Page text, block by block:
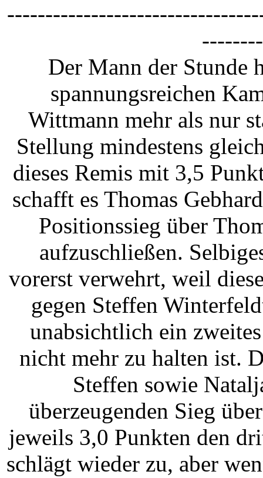
Der Mann der Stunde
spannungsreichen
Wittmann mehr als nur
Stellung mindestens
dieses Remis mit 3,5
schafft es Thomas
Positionssieg über
aufzuschließen.
vorerst verwehrt, weil
gegen Steffen
unabsichtlich ein
nicht mehr zu halten ist.
Steffen sowie
überzeugenden Sieg
jeweils 3,0 Punkten den
schlägt wieder zu, aber